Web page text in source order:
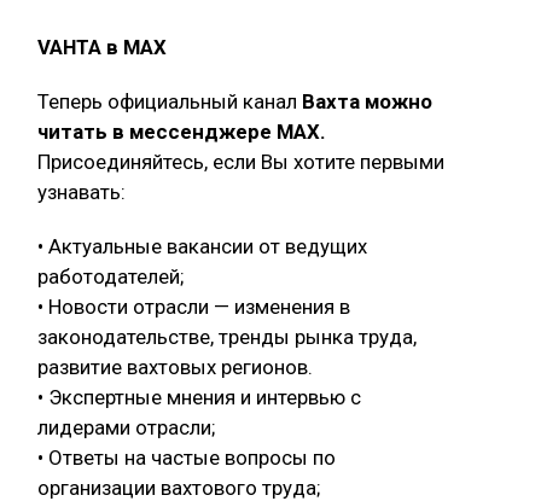
VAHTA в MAX
Теперь официальный канал Вахта можно
читать в мессенджере MAX.
Присоединяйтесь, если Вы хотите первыми
узнавать:
• Актуальные вакансии от ведущих
работодателей;
• Новости отрасли — изменения в
законодательстве, тренды рынка труда,
развитие вахтовых регионов.
• Экспертные мнения и интервью с
лидерами отрасли;
• Ответы на частые вопросы по
организации вахтового труда;